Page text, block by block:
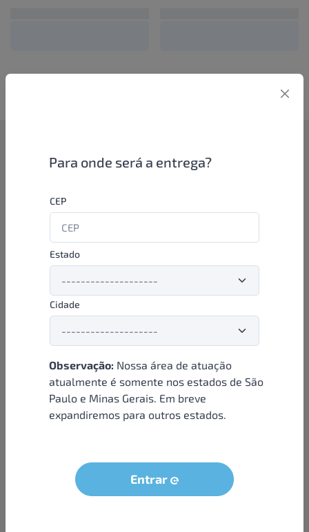
Para onde será a entrega?
CEP
Estado
Cidade
Observação: Nossa área de atuação
atualmente é somente nos estados de São
Paulo e Minas Gerais. Em breve
expandiremos para outros estados.
Entrar
Como funciona
aproveitar as promoções e ofertas direto das indústrias de
beleza e higiene em nossa plataforma. E o melhor: você continua
comprando de seus distribuidores parceiros e encontra novos
distribuidores para comprar cada vez com mais praticidade e
agilidade. Aproveite!
Formas de pagamento
Institucional
Sobre nós
Condições e termos
Seja um parceiro
LGPD - Solicitação dos dados do titular